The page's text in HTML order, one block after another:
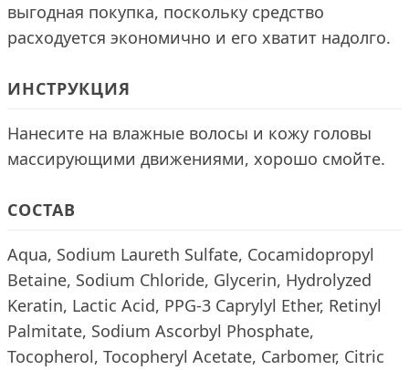
выгодная покупка, поскольку средство
расходуется экономично и его хватит надолго.
ИНСТРУКЦИЯ
Нанесите на влажные волосы и кожу головы
массирующими движениями, хорошо смойте.
СОСТАВ
Aqua, Sodium Laureth Sulfate, Cocamidopropyl
Betaine, Sodium Chloride, Glycerin, Hydrolyzed
Keratin, Lactic Acid, PPG-3 Caprylyl Ether, Retinyl
Palmitate, Sodium Ascorbyl Phosphate,
Tocopherol, Tocopheryl Acetate, Carbomer, Citric